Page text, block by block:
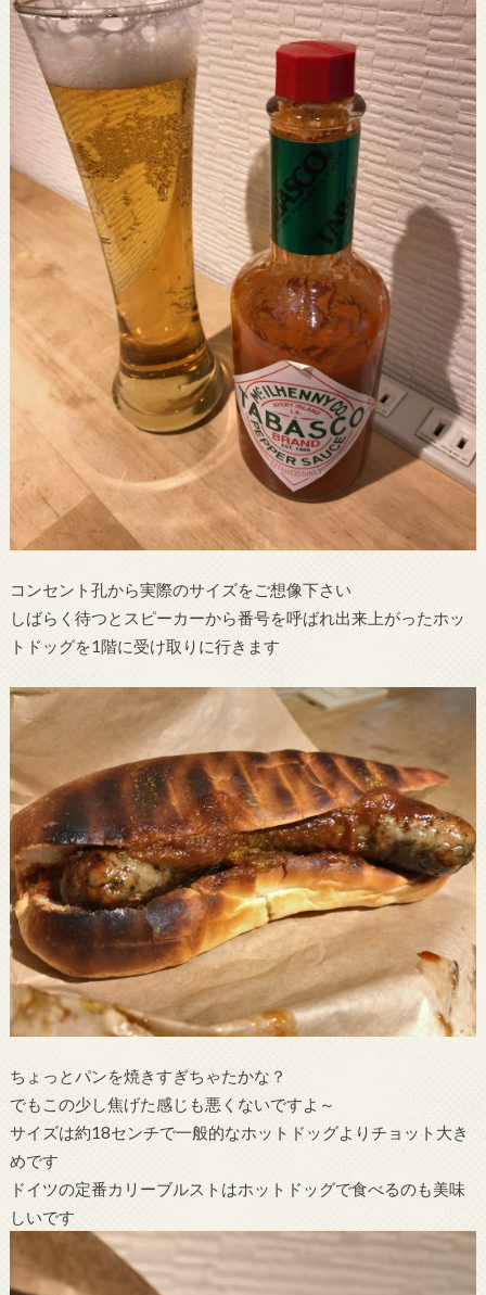
コンセント孔から実際のサイズをご想像下さい
しばらく待つとスピーカーから番号を呼ばれ出来上がったホッ
トドッグを1階に受け取りに行きます
ちょっとパンを焼きすぎちゃたかな？
でもこの少し焦げた感じも悪くないですよ～
サイズは約18センチで一般的なホットドッグよりチョット大き
めです
ドイツの定番カリーブルストはホットドッグで食べるのも美味
しいです